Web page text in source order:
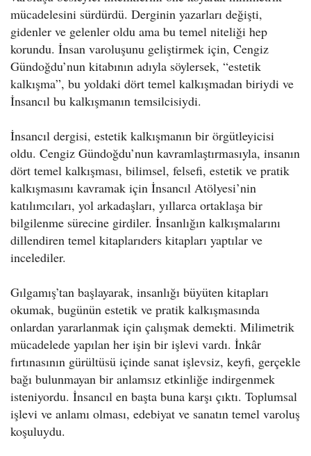
mücadelesini sürdürdü. Derginin yazarları değişti,
gidenler ve gelenler oldu ama bu temel niteliği hep
korundu. İnsan varoluşunu geliştirmek için, Cengiz
Gündoğdu’nun kitabının adıyla söylersek, “estetik
kalkışma”, bu yoldaki dört temel kalkışmadan biriydi ve
İnsancıl bu kalkışmanın temsilcisiydi.
İnsancıl dergisi, estetik kalkışmanın bir örgütleyicisi
oldu. Cengiz Gündoğdu’nun kavramlaştırmasıyla, insanın
dört temel kalkışması, bilimsel, felsefi, estetik ve pratik
kalkışmasını kavramak için İnsancıl Atölyesi’nin
katılımcıları, yol arkadaşları, yıllarca ortaklaşa bir
bilgilenme sürecine girdiler. İnsanlığın kalkışmalarını
dillendiren temel kitaplarıders kitapları yaptılar ve
incelediler.
Gılgamış’tan başlayarak, insanlığı büyüten kitapları
okumak, bugünün estetik ve pratik kalkışmasında
onlardan yararlanmak için çalışmak demekti. Milimetrik
mücadelede yapılan her işin bir işlevi vardı. İnkâr
fırtınasının gürültüsü içinde sanat işlevsiz, keyfi, gerçekle
bağı bulunmayan bir anlamsız etkinliğe indirgenmek
isteniyordu. İnsancıl en başta buna karşı çıktı. Toplumsal
işlevi ve anlamı olması, edebiyat ve sanatın temel varoluş
koşuluydu.